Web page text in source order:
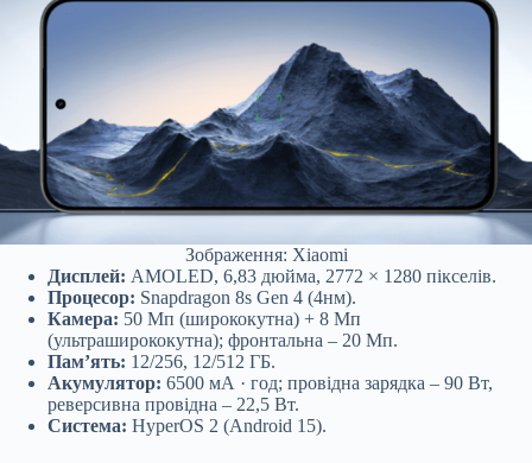
Зображення: Xiaomi
Дисплей: AMOLED, 6,83 дюйма, 2772 × 1280 пікселів.
Процесор: Snapdragon 8s Gen 4 (4нм).
Камера: 50 Мп (ширококутна) + 8 Мп
(ультраширококутна); фронтальна – 20 Мп.
Пам’ять: 12/256, 12/512 ГБ.
Акумулятор: 6500 мА · год; провідна зарядка – 90 Вт,
реверсивна провідна – 22,5 Вт.
Система: HyperOS 2 (Android 15).